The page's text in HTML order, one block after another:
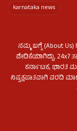
karnataka news
ನಮ್ಮ ಬಗ್ಗೆ (About
ವೇದಿಕೆಯಾಗಿದ್ದು, 24x7
ಕರ್ನಾಟಕ, ಭಾರತ
ನಿಷ್ಪಕ್ಷಪಾತವಾಗಿ ವರದಿ